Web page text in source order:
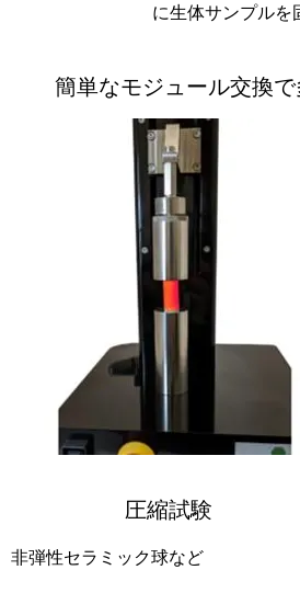
に生体サンプルを
簡単なモジュール交換
圧縮試験
非弾性セラミック球など